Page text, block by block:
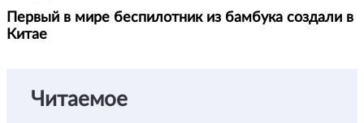
Первый в мире беспилотник из бамбука создали в
Китае
Читаемое